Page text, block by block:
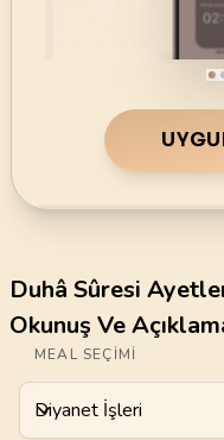
Duhâ Sûresi
Okunuş Ve
MEAL SEÇIMI
Diyanet İşleri